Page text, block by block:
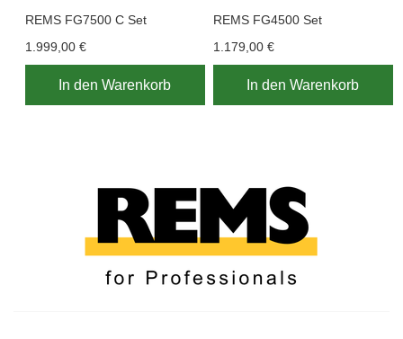
REMS FG7500 C Set
1.999,00 €
In den Warenkorb
REMS FG4500 Set
1.179,00 €
In den Warenkorb